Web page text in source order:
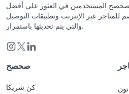
المستخدمين في العثور على أفضل
للمتاجر عبر الإنترنت وتطبيقات التوصيل
والتي يتم تحديثها باستمرار.
صحصح
كن شريكا